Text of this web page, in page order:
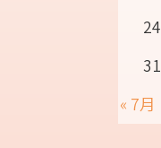
24
31
« 7月